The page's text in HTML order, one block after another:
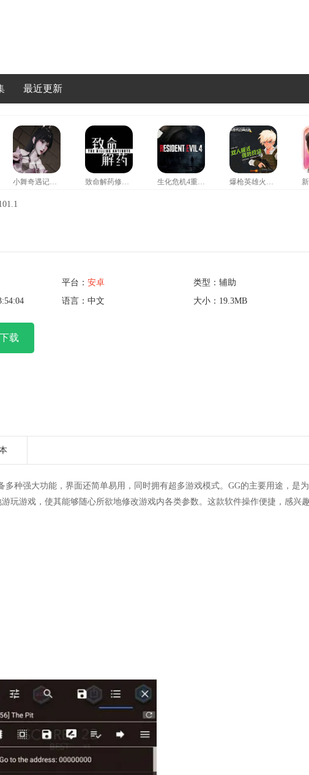
最近更新
小舞奇遇记救爷爷 致命解药修改器风灵月影 生化危机4重制版修改器 爆枪英雄火神修改器
平台： 安卓
类型：辅助
语言：中文 大小：19.3MB
载
种强大功能，界面还简单易用，同时拥有超多游戏模式。GG的主要用途，是
玩游戏，使其能够随心所欲地修改游戏内各类参数。这款软件操作便捷，感兴